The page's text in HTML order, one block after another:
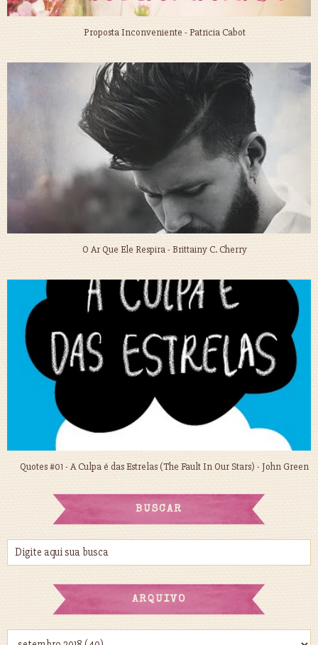
Proposta Inconveniente - Patricia Cabot
O Ar Que Ele Respira - Brittainy C. Cherry
Quotes #01 - A Culpa é das Estrelas (The Fault In Our Stars) - John Green
BUSCAR
ARQUIVO